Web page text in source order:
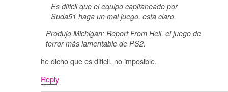
Es dificil que el equipo capitaneado por
Suda51 haga un mal juego, esta claro.
Produjo Michigan: Report From Hell, el juego de
terror más lamentable de PS2.
he dicho que es dificil, no imposible.
Reply